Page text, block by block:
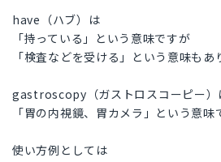
have（ハブ）は
「持っている」という意味ですが
「検査などを受ける」という意味もあ
gastroscopy（ガストロスコーピー）
「胃の内視鏡、胃カメラ」という意味
使い方例としては